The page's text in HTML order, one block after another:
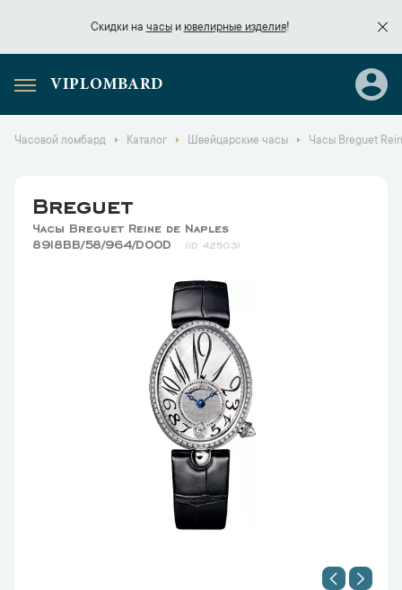
Скидки на часыи ювелирные изделия!
Скидки начасы
VIPLOMBARD
Часовой ломбард Каталог Швейцарские часы Часы Breguet
Breguet
Часы Breguet Reine de Naples
8918BB/58/964/D00D
42503